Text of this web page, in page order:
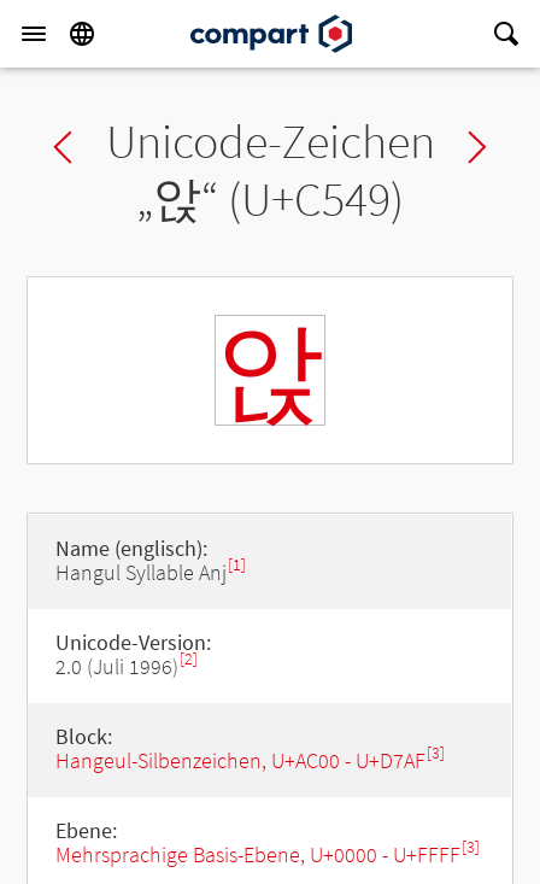
Previous char
Unicode-Zeichen
„앉“ (U+C549)
앉
Name (englisch):
Hangul Syllable Anj[1]
Unicode-Version:
2.0 (Juli 1996)[2]
Block:
Hangeul-Silbenzeichen, U+AC00 - U+D7AF[3]
Ebene:
Mehrsprachige Basis-Ebene, U+0000 - U+FFFF[3]